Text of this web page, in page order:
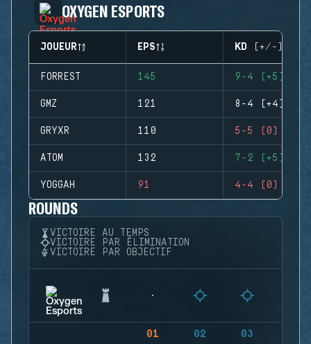
OXYGEN ESPORTS
JOUEUR EPS KD (+/-)
FORREST 145 9-4 (+5)
GMZ 121 8-4 (+4)
GRYXR 110 5-5 (0)
ATOM 132 7-2 (+5)
YOGGAH 91 4-4 (0)
ROUNDS
VICTOIRE AU TEMPS
VICTOIRE PAR ÉLIMINATION
VICTOIRE PAR OBJECTIF
01 02 03